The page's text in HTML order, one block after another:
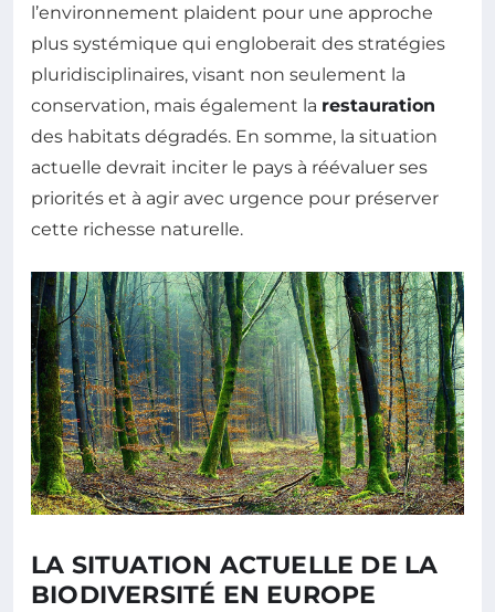
l’environnement plaident pour une approche
plus systémique qui engloberait des stratégies
pluridisciplinaires, visant non seulement la
conservation, mais également la restauration
des habitats dégradés. En somme, la situation
actuelle devrait inciter le pays à réévaluer ses
priorités et à agir avec urgence pour préserver
cette richesse naturelle.
LA SITUATION ACTUELLE DE LA
BIODIVERSITÉ EN EUROPE